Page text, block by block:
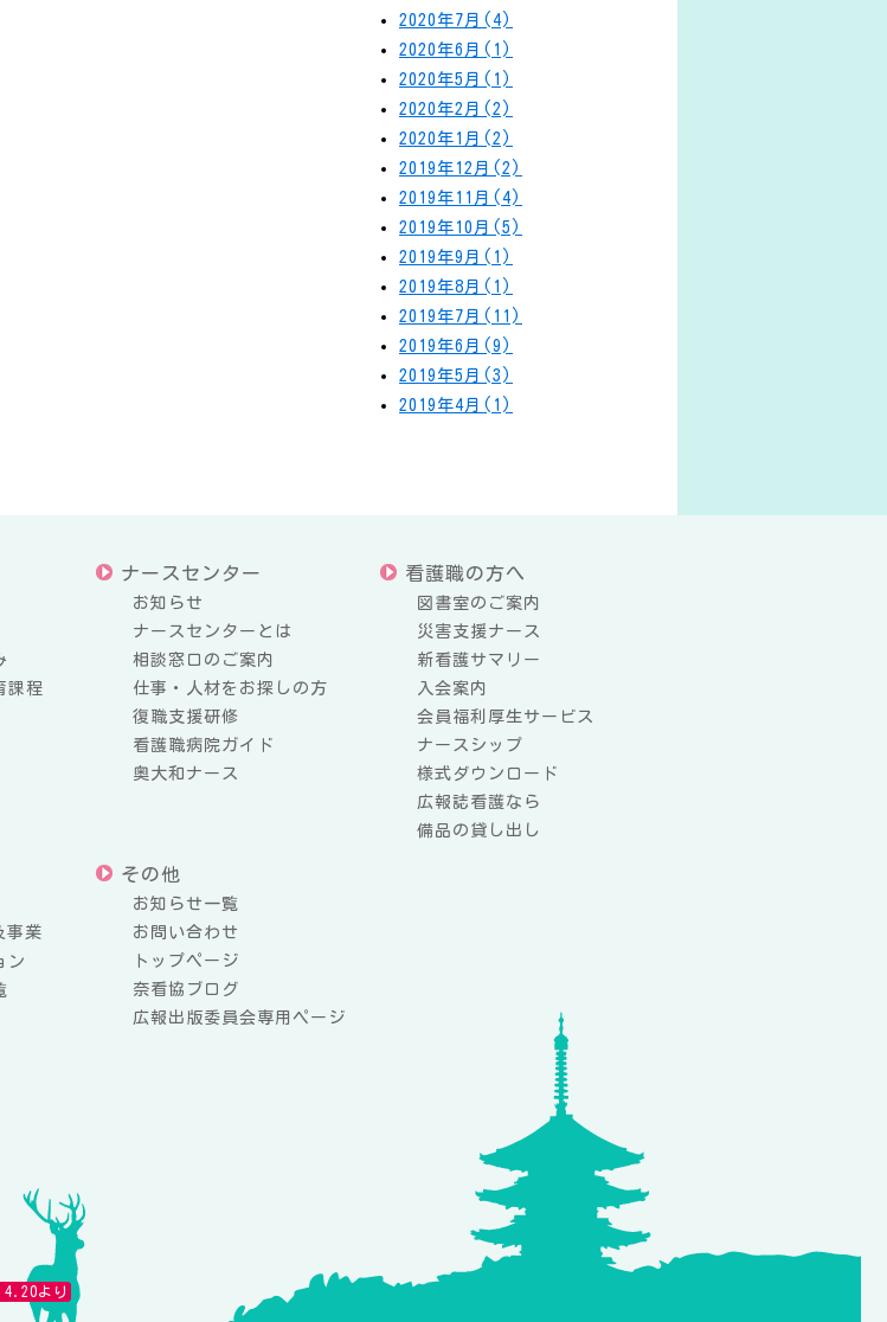
2020年7月(4)
2020年6月(1)
2020年5月(1)
2020年2月(2)
2020年1月(2)
2019年12月(2)
2019年11月(4)
2019年10月(5)
2019年9月(1)
2019年8月(1)
2019年7月(11)
2019年6月(9)
2019年5月(3)
2019年4月(1)
課程
ナースセンター
お知らせ
ナースセンターとは
相談窓口のご案内
仕事・人材をお探しの方
復職支援研修
看護職病院ガイド
奥大和ナース
看護職の方へ
図書室のご案内
災害支援ナース
新看護サマリー
入会案内
会員福利厚生サービス
ナースシップ
様式ダウンロード
広報誌看護なら
備品の貸し出し
事業
ン
その他
お知らせ一覧
お問い合わせ
トップページ
奈看協ブログ
広報出版委員会専用ページ
より